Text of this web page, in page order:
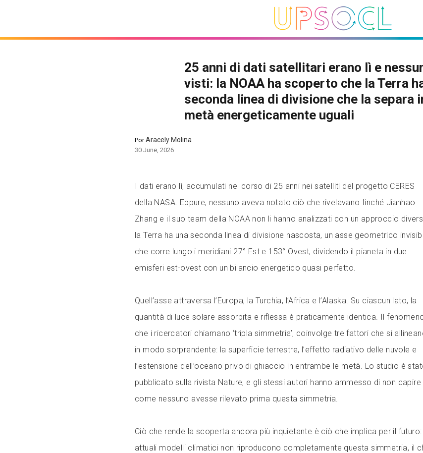
25 anni di dati satellitari erano lì e
visti: la NOAA ha scoperto che la Terra
seconda linea di divisione che la separa
metà energeticamente uguali
PorAracely Molina
30 June, 2026
I dati erano lì, accumulati nel corso di 25 anni nei satelliti del progetto CERES
della NASA. Eppure, nessuno aveva notato ciò che rivelavano finché Jianhao
Zhang e il suo team della NOAA non li hanno analizzati con un approccio
la Terra ha una seconda linea di divisione nascosta, un asse geometrico
che corre lungo i meridiani 27° Est e 153° Ovest, dividendo il pianeta in due
emisferi est-ovest con un bilancio energetico quasi perfetto.
Quell’asse attraversa l’Europa, la Turchia, l’Africa e l’Alaska. Su ciascun lato, la
quantità di luce solare assorbita e riflessa è praticamente identica. Il
che i ricercatori chiamano ‘tripla simmetria’, coinvolge tre fattori che si
in modo sorprendente: la superficie terrestre, l’effetto radiativo delle nuvole e
l’estensione dell’oceano privo di ghiaccio in entrambe le metà. Lo studio è
pubblicato sulla rivista Nature, e gli stessi autori hanno ammesso di non capire
come nessuno avesse rilevato prima questa simmetria.
Ciò che rende la scoperta ancora più inquietante è ciò che implica per il
attuali modelli climatici non riproducono completamente questa simmetria, il